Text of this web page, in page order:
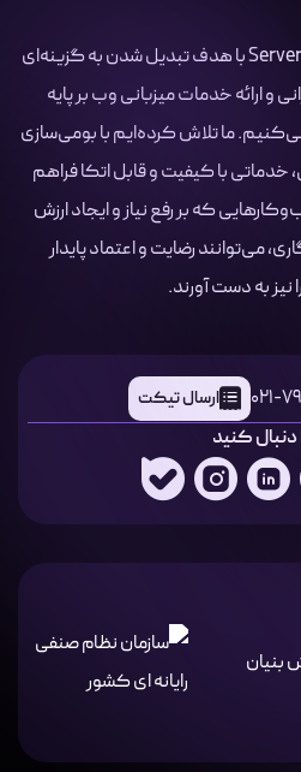
بیش از یک دهه است که در Server.ir با هدف تبدیل شدن به گزینه‌ای
و ارائه خدمات میزبانی وب بر پایه
ما تلاش کرده‌ایم با بومی‌سازی
خدماتی با کیفیت و قابل اتکا فراهم
که بر رفع نیاز و ایجاد ارزش
می‌توانند رضایت و اعتماد پایدار
نیز به دست آورند.
021- ارسال تیکت
دنبال کنید